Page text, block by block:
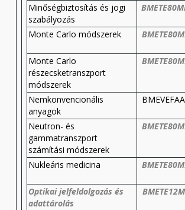
Minőségbiztosítás és jogi
szabályozás
Monte Carlo módszerek
Monte Carlo
részecsketranszport
módszerek
Nemkonvencionális
anyagok
Neutron- és
gammatranszport
számítási módszerek
Nukleáris medicina
Optikai jelfeldolgozás és
adattárolás